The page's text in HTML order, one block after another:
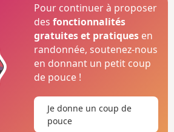
Pour continuer à proposer
desfonctionnalités
gratuites et pratiques en
randonnée, soutenez-nous
en donnant un petit coup
de pouce !
Je donne un coup de
pouce